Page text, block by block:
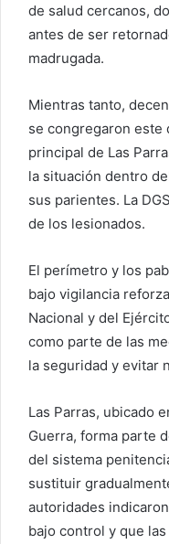
de salud cercanos,
antes de ser
madrugada.
Mientras tanto,
se congregaron este
principal de Las
la situación dentro
sus parientes. La
de los lesionados.
El perímetro y los
bajo vigilancia
Nacional y del
como parte de las
la seguridad y evitar
Las Parras, ubicado
Guerra, forma parte
del sistema
sustituir
autoridades
bajo control y que